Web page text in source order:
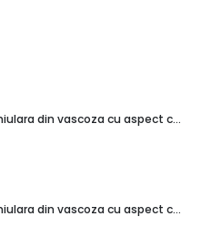
Esarfa dreptunghiulara din vascoza cu aspect creponat, verde turcoaz
Esarfa dreptunghiulara din vascoza cu aspect creponat, coral